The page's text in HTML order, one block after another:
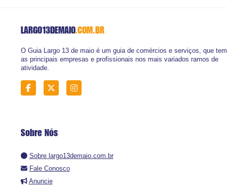
LARGO13DEMAIO.COM.BR
O Guia Largo 13 de maio é um guia de comércios e serviços, que tem
as principais empresas e profissionais nos mais variados ramos de
atividade.
Sobre Nós
Sobre largo13demaio.com.br
Fale Conosco
Anuncie